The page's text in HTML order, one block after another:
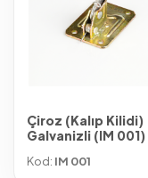
Çiroz (Kalıp Kilidi)
Galvanizli (IM 001)
Kod: IM 001